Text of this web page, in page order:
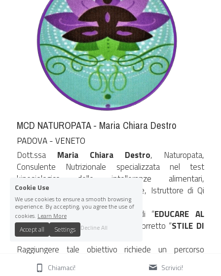
MCD NATUROPATA - Maria Chiara Destro
PADOVA - VENETO
Dott.ssa Maria Chiara Destro, Naturopata,
Consulente Nutrizionale specializzata nel test
kinesiologico delle intolleranze alimentari,
Floriterapeuta, Riflessologa plantare, Istruttore di Qi
Gong.
In qualità di Naturopata cerco di “EDUCARE AL
BENESSERE” cioè condividere un corretto “STILE DI
VITA”.
Raggiungere tale obiettivo richiede un percorso
individuale e personalizzato,  unico nel suo genere, a
seconda della persona da aiutare.
Chiamaci! Scrivici!
Cookie Use
We use cookies to ensure a smooth browsing
experience. By accepting, you agree the use of
cookies. Learn More
Accept all Settings Decline All